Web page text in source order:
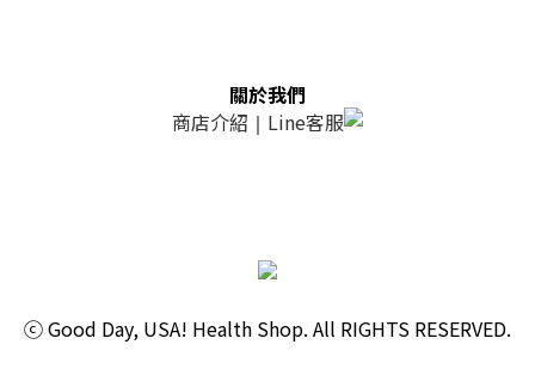
關於我們
商店介紹 ｜ Line客服
ⓒ Good Day, USA! Health Shop. All RIGHTS RESERVED.